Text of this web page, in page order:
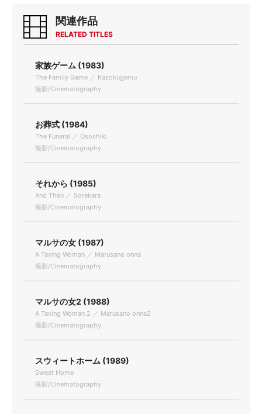
関連作品
RELATED TITLES
家族ゲーム (1983)
The Family Game ／ Kazokugemu
撮影/Cinematography
お葬式 (1984)
The Funeral ／ Ososhiki
撮影/Cinematography
それから (1985)
And Then ／ Sorekara
撮影/Cinematography
マルサの女 (1987)
A Taxing Woman ／ Marusano onna
撮影/Cinematography
マルサの女2 (1988)
A Taxing Woman 2 ／ Marusano onna2
撮影/Cinematography
スウィートホーム (1989)
Sweet Home
撮影/Cinematography